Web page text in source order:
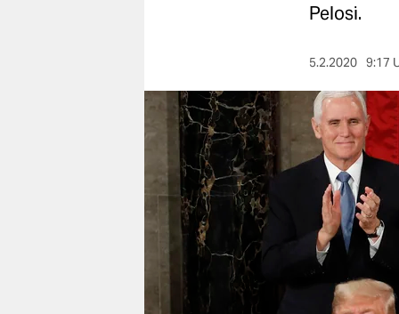
berlin
nord
wahrheit
verlag
veranstaltungen
Pelosi.
5.2.2020 9:17